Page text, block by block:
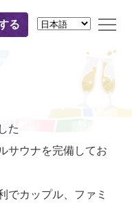
る
た
サウナを完備してお
でカップル、ファミ